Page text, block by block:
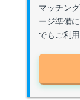
マッチン
ージ準備
でもご利